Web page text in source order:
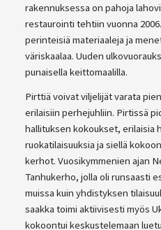
rakennuksessa on pahoja
restaurointi tehtiin vuonna
perinteisiä materiaaleja ja
väriskaalaa. Uuden
punaisella keittomaalilla.
Pirttiä voivat viljelijät varata
erilaisiin perhejuhliin. Pirtissä
hallituksen kokoukset, erilaisia
ruokatilaisuuksia ja siellä
kerhot. Vuosikymmenien ajan
Tanhukerho, jolla oli runsaasti
muissa kuin yhdistyksen
saakka toimi aktiivisesti myös
kokoontui keskustelemaan